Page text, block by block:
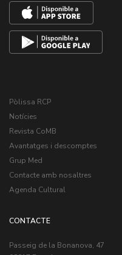
Pòlissa RCP
Notícies
Revista CoMB
Avantatges i descomptes
Grup Med
Contacte amb nosaltres
Agenda Cultural
CONTACTE
Passeig de la Bonanova, 47